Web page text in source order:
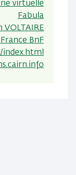
virtuelle
Fabula
BnF
index.html